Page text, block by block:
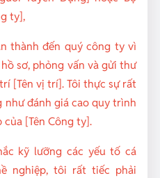
ty],
thành đến quý công ty vì
sơ, phỏng vấn và gửi thư
[Tên vị trí]. Tôi thực sự rất
đánh giá cao quy trình
[Tên Công ty].
kỹ lưỡng các yếu tố cá
nghiệp, tôi rất tiếc phải